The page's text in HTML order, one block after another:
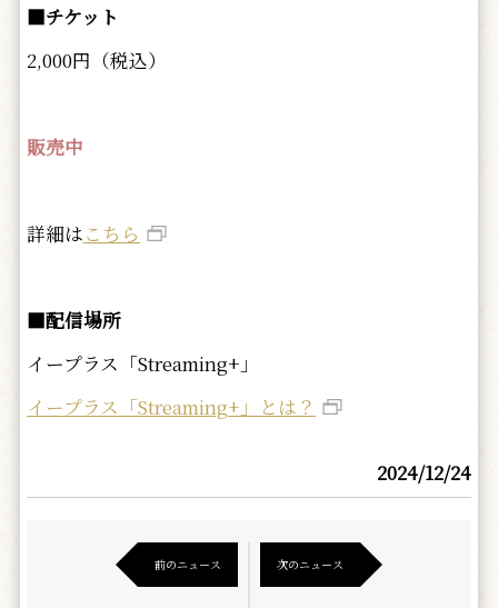
■チケット
2,000円（税込）
販売中
詳細はこちら
■配信場所
イープラス「Streaming+」
イープラス「Streaming+」とは？
2024/12/24
前のニュース 次のニュース